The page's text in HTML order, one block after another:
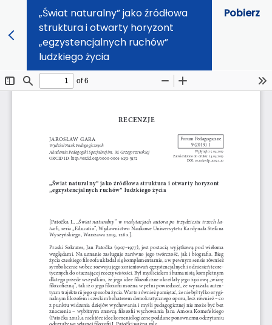
„Świat naturalny” jako źródłowa
struktura i otwarty horyzont
„egzystencjalnych ruchów”
ludzkiego życia
Pobierz